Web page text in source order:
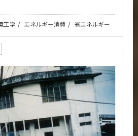
工学 エネルギー消費 省エネルギー